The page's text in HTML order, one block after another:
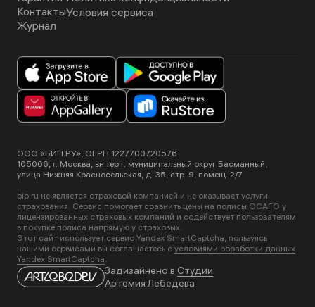
Контакты
Журнал
Условия сервиса
ООО «БИП.РУ», ОГРН 1227700720576.
105066, г. Москва, вн.тер.г. муниципальный округ Басманный,
улица Нижняя Красносельская, д. 35, стр. 9, помещ. 2/7
bip.ru не является страховой компанией и не оказывает услуги
страхования. Сервис помогает сравнить цены на полисы ОСАГО у
лицензированных страховых компаний и содействует пользователям
в покупке полиса напрямую у страховых.
Этот сайт использует сервис Yandex SmartCaptcha, пользуясь
нашими сервисами вы соглашаетесь с условиями обработки данных
Yandex SmartCaptcha.
Задизайнено в Студии
Артемия Лебедева